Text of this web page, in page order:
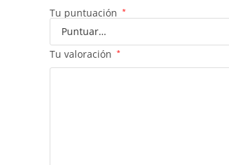
Tu puntuación *
Tu valoración *